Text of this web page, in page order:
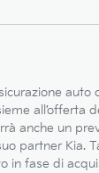
auto
all’offerta
anche un
partner Kia.
in fase di